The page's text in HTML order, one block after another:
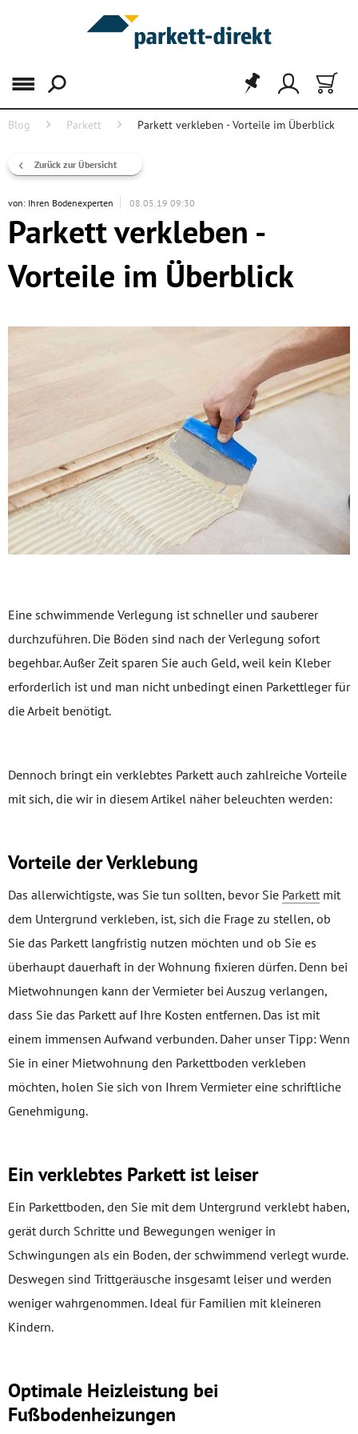
Menü
Blog Parkett Parkett verkleben - Vorteile im Überblick
Zurück zur Übersicht
Parkett verkleben -
Vorteile im Überblick
von: Ihren Bodenexperten 08.05.19 09:30
Eine schwimmende Verlegung ist schneller und sauberer
durchzuführen. Die Böden sind nach der Verlegung sofort
begehbar. Außer Zeit sparen Sie auch Geld, weil kein Kleber
erforderlich ist und man nicht unbedingt einen Parkettleger für
die Arbeit benötigt.
Dennoch bringt ein verklebtes Parkett auch zahlreiche Vorteile
mit sich, die wir in diesem Artikel näher beleuchten werden:
Vorteile der Verklebung
Das allerwichtigste, was Sie tun sollten, bevor Sie Parkettmit
dem Untergrund verkleben, ist, sich die Frage zu stellen, ob
Sie das Parkett langfristig nutzen möchten und ob Sie es
überhaupt dauerhaft in der Wohnung fixieren dürfen. Denn bei
Mietwohnungen kann der Vermieter bei Auszug verlangen,
dass Sie das Parkett auf Ihre Kosten entfernen. Das ist mit
einem immensen Aufwand verbunden. Daher unser Tipp: Wenn
Sie in einer Mietwohnung den Parkettboden verkleben
möchten, holen Sie sich von Ihrem Vermieter eine schriftliche
Genehmigung.
Ein verklebtes Parkett ist leiser
Ein Parkettboden, den Sie mit dem Untergrund verklebt haben,
gerät durch Schritte und Bewegungen weniger in
Schwingungen als ein Boden, der schwimmend verlegt wurde.
Deswegen sind Trittgeräusche insgesamt leiser und werden
weniger wahrgenommen. Ideal für Familien mit kleineren
Kindern.
Optimale Heizleistung bei
Fußbodenheizungen